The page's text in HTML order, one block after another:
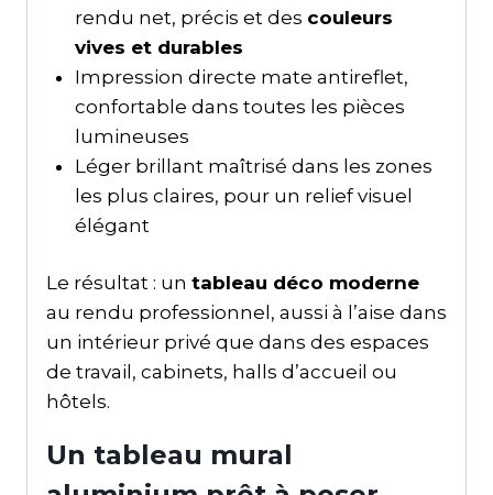
rendu net, précis et des couleurs
vives et durables
Impression directe mate antireflet,
confortable dans toutes les pièces
lumineuses
Léger brillant maîtrisé dans les zones
les plus claires, pour un relief visuel
élégant
Le résultat : un tableau déco moderne
au rendu professionnel, aussi à l’aise dans
un intérieur privé que dans des espaces
de travail, cabinets, halls d’accueil ou
hôtels.
Un tableau mural